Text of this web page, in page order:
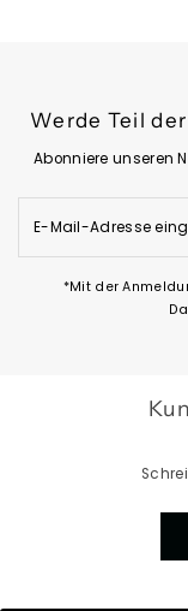
Werde Teil
Abonniere unseren
Mail-
Adresse
*Mit der